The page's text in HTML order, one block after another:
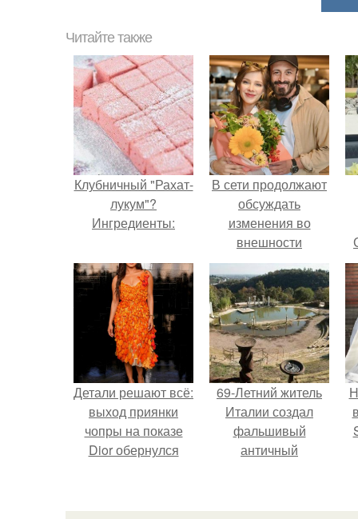
Читайте также
Клубничный "Рахат-
лукум"?
Ингредиенты:
В сети продолжают
обсуждать
изменения во
внешности
актрисы.
Детали решают всё:
выход приянки
чопры на показе
Dior обернулся
пошива.
69-Летний житель
Италии создал
фальшивый
античный
успешно выдавал